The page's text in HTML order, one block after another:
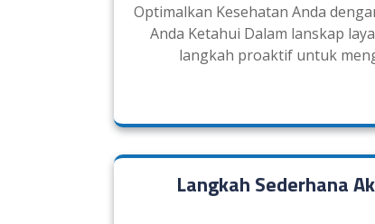
Optimalkan Kesehatan Anda
Anda Ketahui Dalam lanskap
langkah proaktif untuk
Langkah Sederhana